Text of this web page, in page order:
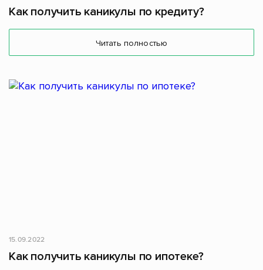
Как получить каникулы по кредиту?
Читать полностью
15.09.2022
Как получить каникулы по ипотеке?